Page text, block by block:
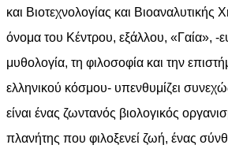
και Βιοτεχνολογίας και Βιοαναλυτικής
όνομα του Κέντρου, εξάλλου, «Γαία», -
μυθολογία, τη φιλοσοφία και την
ελληνικού κόσμου- υπενθυμίζει
είναι ένας ζωντανός βιολογικός
πλανήτης που φιλοξενεί ζωή, ένας